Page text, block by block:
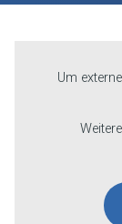
Um